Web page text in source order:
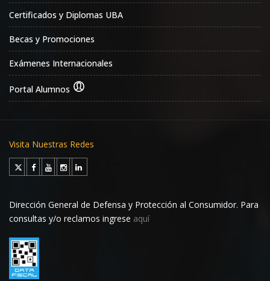
Certificados y Diplomas UBA
Becas y Promociones
Exámenes Internacionales
Portal Alumnos
Visita Nuestras Redes
Dirección General de Defensa y Protección al Consumidor. Para
consultas y/o reclamos ingrese aquí